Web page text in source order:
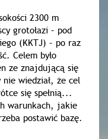
2300 m
grotołazi – pod
(KKTJ) – po raz
Celem było
ze znajdującą się
wiedział, że cel
się spełnią...
warunkach, jakie
postawić bazę.